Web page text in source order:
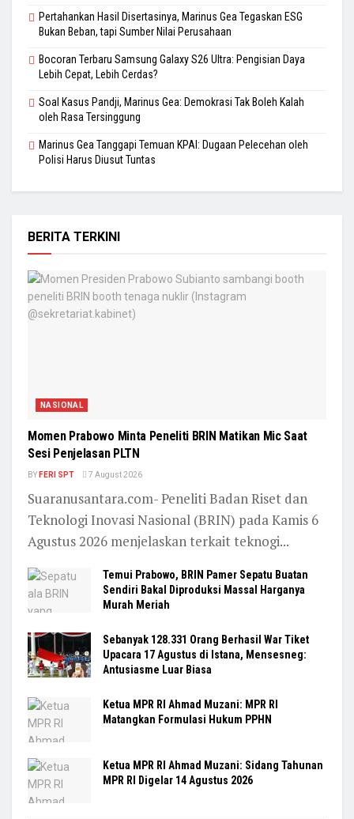
Pertahankan Hasil Disertasinya, Marinus Gea Tegaskan ESG
Bukan Beban, tapi Sumber Nilai Perusahaan
Bocoran Terbaru Samsung Galaxy S26 Ultra: Pengisian Daya
Lebih Cepat, Lebih Cerdas?
Soal Kasus Pandji, Marinus Gea: Demokrasi Tak Boleh Kalah
oleh Rasa Tersinggung
Marinus Gea Tanggapi Temuan KPAI: Dugaan Pelecehan oleh
Polisi Harus Diusut Tuntas
BERITA TERKINI
NASIONAL
Momen Prabowo Minta Peneliti BRIN Matikan Mic Saat
Sesi Penjelasan PLTN
BY FERI SPT 7 August 2026
Suaranusantara.com- Peneliti Badan Riset dan
Teknologi Inovasi Nasional (BRIN) pada Kamis 6
Agustus 2026 menjelaskan terkait teknogi...
Temui Prabowo, BRIN Pamer Sepatu Buatan
Sendiri Bakal Diproduksi Massal Harganya
Murah Meriah
Sebanyak 128.331 Orang Berhasil War Tiket
Upacara 17 Agustus di Istana, Mensesneg:
Antusiasme Luar Biasa
Ketua MPR RI Ahmad Muzani: MPR RI
Matangkan Formulasi Hukum PPHN
Ketua MPR RI Ahmad Muzani: Sidang Tahunan
MPR RI Digelar 14 Agustus 2026